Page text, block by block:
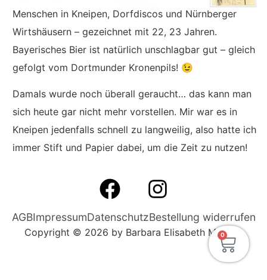
Menschen in Kneipen, Dorfdiscos und Nürnberger
Wirtshäusern – gezeichnet mit 22, 23 Jahren.
Bayerisches Bier ist natürlich unschlagbar gut – gleich
gefolgt vom Dortmunder Kronenpils! 😉
Damals wurde noch überall geraucht… das kann man
sich heute gar nicht mehr vorstellen. Mir war es in
Kneipen jedenfalls schnell zu langweilig, also hatte ich
immer Stift und Papier dabei, um die Zeit zu nutzen!
Copyright © 2026 by Barbara Elisabeth Meisner
AGBImpressumDatenschutzBestellung widerrufen
0